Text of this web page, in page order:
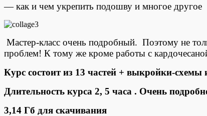
— как и чем укрепить подошву и многое другое
Мастер-класс очень подробный. Поэтому не
проблем! К тому же кроме работы с
Курс состоит из 13 частей + выкройки-схемы
Длительность курса 2, 5 часа . Очень
3,14 Гб для скачивания